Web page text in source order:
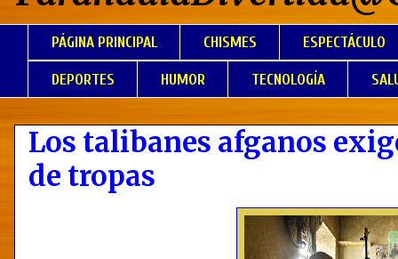
PÁGINA PRINCIPAL CHISMES ESPECTÁCULO
DEPORTES HUMOR TECNOLOGÍA
Los talibanes afganos
de tropas